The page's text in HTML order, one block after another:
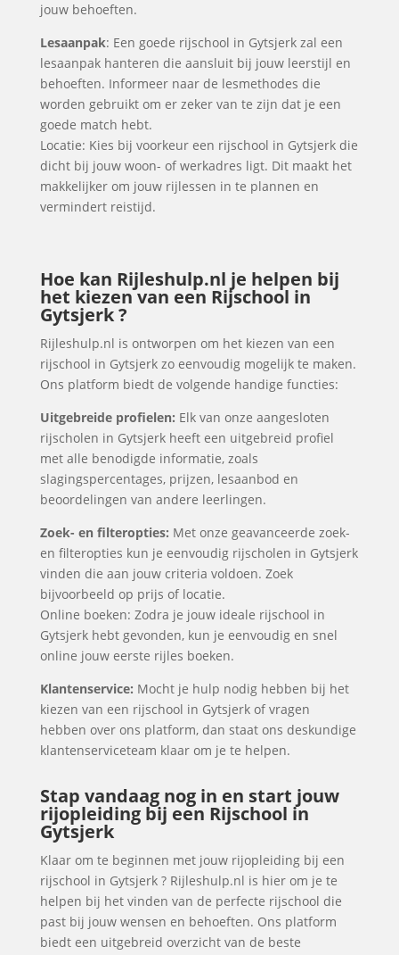
jouw behoeften.
Lesaanpak: Een goede rijschool in Gytsjerk zal een
lesaanpak hanteren die aansluit bij jouw leerstijl en
behoeften. Informeer naar de lesmethodes die
worden gebruikt om er zeker van te zijn dat je een
goede match hebt.
Locatie: Kies bij voorkeur een rijschool in Gytsjerk die
dicht bij jouw woon- of werkadres ligt. Dit maakt het
makkelijker om jouw rijlessen in te plannen en
vermindert reistijd.
Hoe kan Rijleshulp.nl je helpen bij
het kiezen van een Rijschool in
Gytsjerk ?
Rijleshulp.nl is ontworpen om het kiezen van een
rijschool in Gytsjerk zo eenvoudig mogelijk te maken.
Ons platform biedt de volgende handige functies:
Uitgebreide profielen: Elk van onze aangesloten
rijscholen in Gytsjerk heeft een uitgebreid profiel
met alle benodigde informatie, zoals
slagingspercentages, prijzen, lesaanbod en
beoordelingen van andere leerlingen.
Zoek- en filteropties: Met onze geavanceerde zoek-
en filteropties kun je eenvoudig rijscholen in Gytsjerk
vinden die aan jouw criteria voldoen. Zoek
bijvoorbeeld op prijs of locatie.
Online boeken: Zodra je jouw ideale rijschool in
Gytsjerk hebt gevonden, kun je eenvoudig en snel
online jouw eerste rijles boeken.
Klantenservice: Mocht je hulp nodig hebben bij het
kiezen van een rijschool in Gytsjerk of vragen
hebben over ons platform, dan staat ons deskundige
klantenserviceteam klaar om je te helpen.
Stap vandaag nog in en start jouw
rijopleiding bij een Rijschool in
Gytsjerk
Klaar om te beginnen met jouw rijopleiding bij een
rijschool in Gytsjerk ? Rijleshulp.nl is hier om je te
helpen bij het vinden van de perfecte rijschool die
past bij jouw wensen en behoeften. Ons platform
biedt een uitgebreid overzicht van de beste